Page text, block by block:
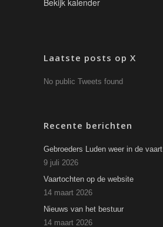
Laatste posts op X
No public Tweets found
Recente berichten
Gebroeders Luden weer in de vaart
9 juli 2026
Vaartochten op de website
14 maart 2026
Nieuws van het bestuur
14 maart 2026